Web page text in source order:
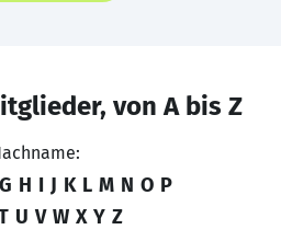
von A bis Z
G H I J K L M N O P
U V W X Y Z